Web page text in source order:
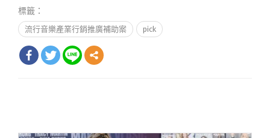
標籤：
流行音樂產業行銷推廣補助案 pick